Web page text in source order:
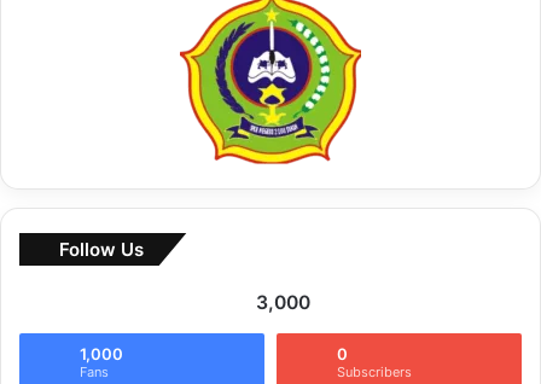
Follow Us
3,000
1,000
Fans
0
Subscribers